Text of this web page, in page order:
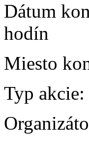
Dátum
hodín
Miesto
Typ akcie: